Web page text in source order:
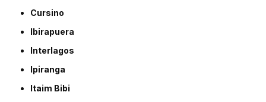
Cursino
Ibirapuera
Interlagos
Ipiranga
Itaim Bibi